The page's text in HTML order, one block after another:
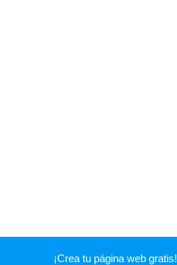
¡Crea tu página web gratis!